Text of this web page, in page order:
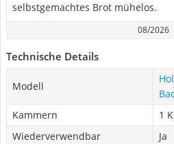
selbstgemachtes Brot mühelos.
08/2026
Technische Details
Modell
Kammern
1
Wiederverwendbar
Ja